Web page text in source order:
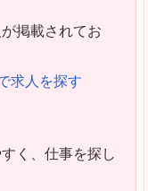
掲載されてお
求人を探す
く、仕事を探し